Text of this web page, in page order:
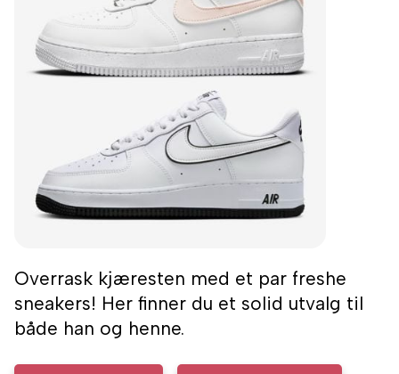
Overrask kjæresten med et par freshe
sneakers! Her finner du et solid utvalg til
både han og henne.